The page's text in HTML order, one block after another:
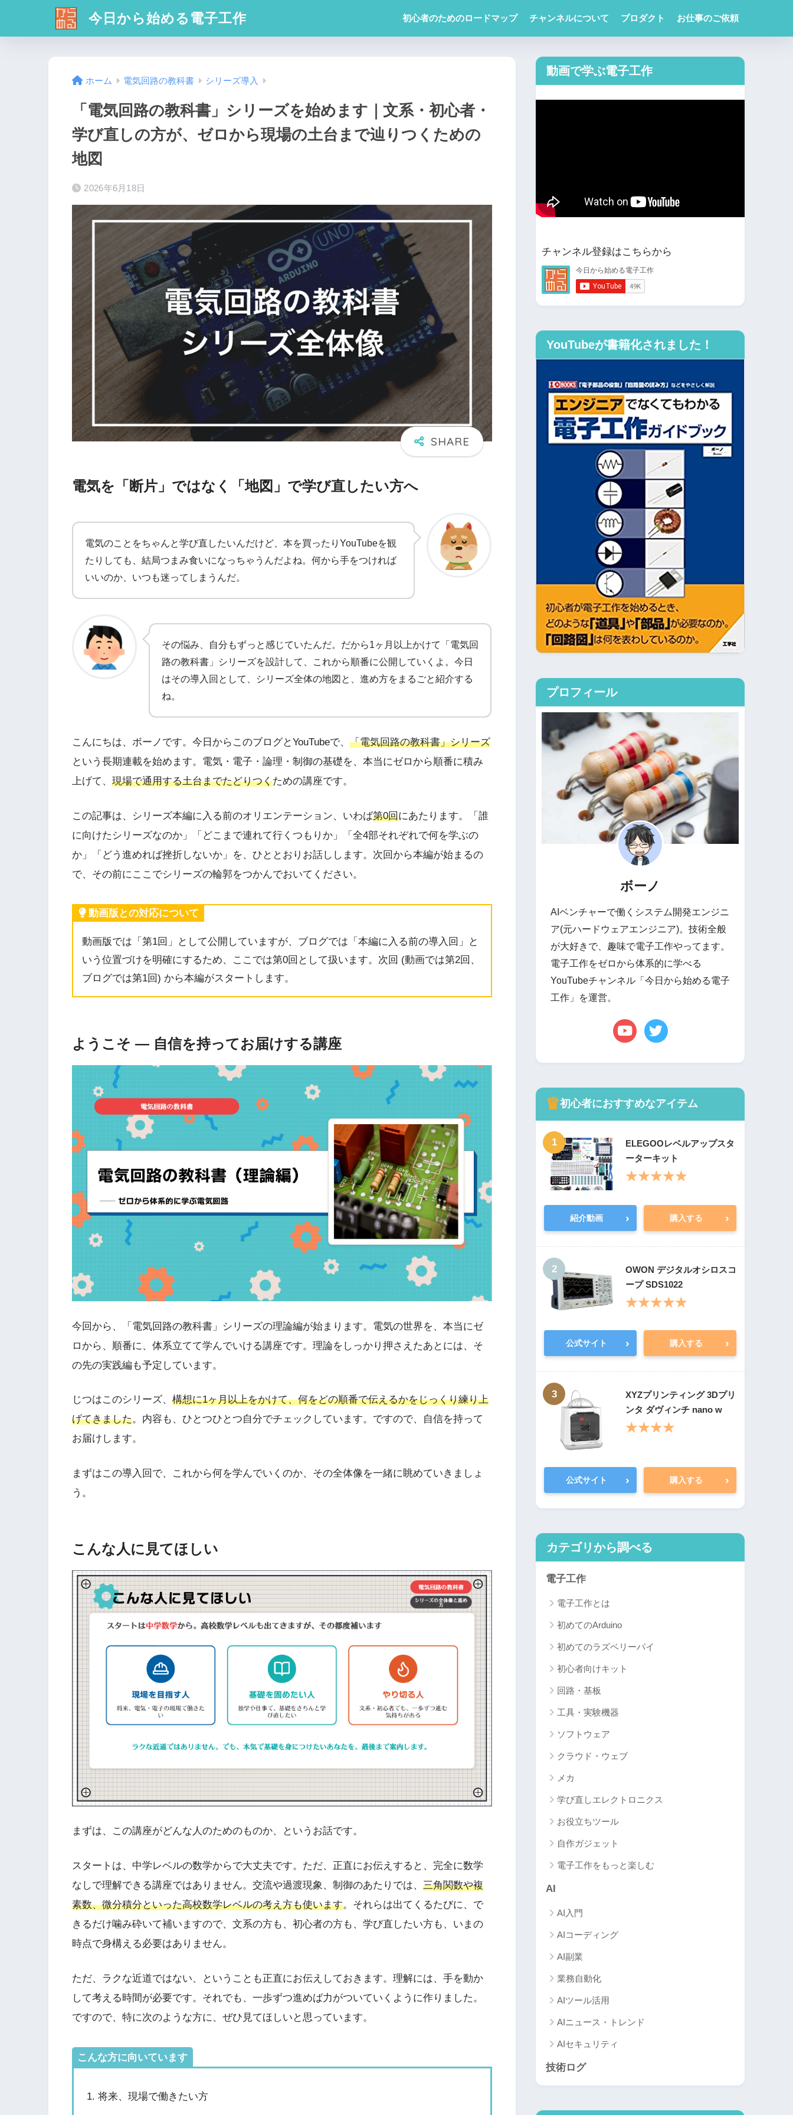
今日から始める電子工作 初心者のためのロードマップ チャンネルについて プロダクト お仕事のご依頼
ホーム 電気回路の教科書 シリーズ導入
「電気回路の教科書」シリーズを始めます｜文系・初心者・
学び直しの方が、ゼロから現場の土台まで辿りつくための
地図
2026年6月18日
電気を「断片」ではなく「地図」で学び直したい方へ
電気のことをちゃんと学び直したいんだけど、本を買ったりYouTubeを観
たりしても、結局つまみ食いになっちゃうんだよね。何から手をつければ
いいのか、いつも迷ってしまうんだ。
その悩み、自分もずっと感じていたんだ。だから1ヶ月以上かけて「電気回
路の教科書」シリーズを設計して、これから順番に公開していくよ。今日
はその導入回として、シリーズ全体の地図と、進め方をまるごと紹介する
ね。
こんにちは、ボーノです。今日からこのブログとYouTubeで、 「電気回路の教科書」シリーズ
という長期連載を始めます。電気・電子・論理・制御の基礎を、本当にゼロから順番に積み
上げて、 現場で通用する土台までたどりつくための講座です。
この記事は、シリーズ本編に入る前のオリエンテーション、いわば第0回にあたります。「誰
に向けたシリーズなのか」「どこまで連れて行くつもりか」「全4部それぞれで何を学ぶの
か」「どう進めれば挫折しないか」を、ひととおりお話しします。次回から本編が始まるの
で、その前にここでシリーズの輪郭をつかんでおいてください。
動画版との対応について
動画版では「第1回」として公開していますが、ブログでは「本編に入る前の導入回」と
いう位置づけを明確にするため、ここでは第0回として扱います。次回 (動画では第2回、
ブログでは第1回) から本編がスタートします。
ようこそ — 自信を持ってお届けする講座
今回から、「電気回路の教科書」シリーズの理論編が始まります。電気の世界を、本当にゼ
ロから、順番に、体系立てて学んでいける講座です。理論をしっかり押さえたあとには、そ
の先の実践編も予定しています。
じつはこのシリーズ、 構想に1ヶ月以上をかけて、何をどの順番で伝えるかをじっくり練り上
げてきました。内容も、ひとつひとつ自分でチェックしています。ですので、自信を持って
お届けします。
まずはこの導入回で、これから何を学んでいくのか、その全体像を一緒に眺めていきましょ
う。
こんな人に見てほしい
まずは、この講座がどんな人のためのものか、というお話です。
スタートは、中学レベルの数学からで大丈夫です。ただ、正直にお伝えすると、完全に数学
なしで理解できる講座ではありません。交流や過渡現象、制御のあたりでは、 三角関数や複
素数、微分積分といった高校数学レベルの考え方も使います。それらは出てくるたびに、で
きるだけ噛み砕いて補いますので、文系の方も、初心者の方も、学び直したい方も、いまの
時点で身構える必要はありません。
ただ、ラクな近道ではない、ということも正直にお伝えしておきます。理解には、手を動か
して考える時間が必要です。それでも、一歩ずつ進めば力がついていくように作りました。
ですので、特に次のような方に、ぜひ見てほしいと思っています。
こんな方に向いています
将来、現場で働きたい方
動画で学ぶ電子工作
チャンネル登録はこちらから
YouTubeが書籍化されました！
プロフィール
ボーノ
AIベンチャーで働くシステム開発エンジニ
ア(元ハードウェアエンジニア)。技術全般
が大好きで、趣味で電子工作やってます。
電子工作をゼロから体系的に学べる
YouTubeチャンネル「今日から始める電子
工作」を運営。
♛初心者におすすめなアイテム
1
ELEGOOレベルアップスタ
ーターキット
★★★★★
紹介動画 › 購入する ›
2
OWON デジタルオシロスコ
ープ SDS1022
★★★★★
公式サイト › 購入する ›
3
XYZプリンティング 3Dプリ
ンタ ダヴィンチ nano w
★★★★
公式サイト › 購入する ›
カテゴリから調べる
電子工作
電子工作とは
初めてのArduino
初めてのラズベリーパイ
初心者向けキット
回路・基板
工具・実験機器
ソフトウェア
クラウド・ウェブ
メカ
学び直しエレクトロニクス
お役立ちツール
自作ガジェット
電子工作をもっと楽しむ
AI
AI入門
AIコーディング
AI副業
業務自動化
AIツール活用
AIニュース・トレンド
AIセキュリティ
技術ログ